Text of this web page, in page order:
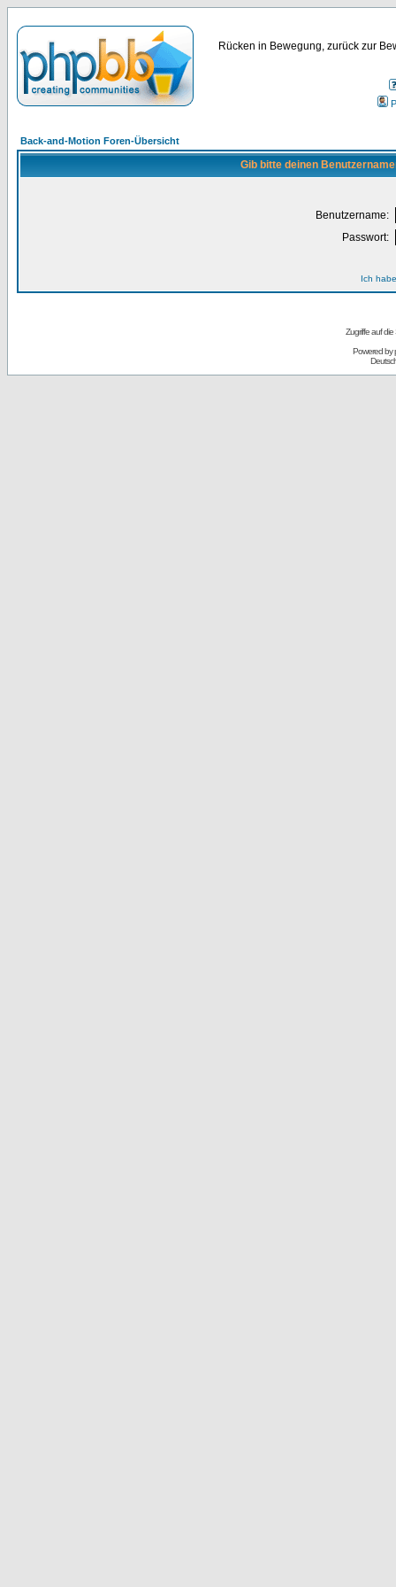
Rücken in Bewegung, zurück zur
Back-and-Motion Foren-Übersicht
Gib bitte deinen
Benutzername:
Passwort:
Ich
Zugriffe auf
Powered by